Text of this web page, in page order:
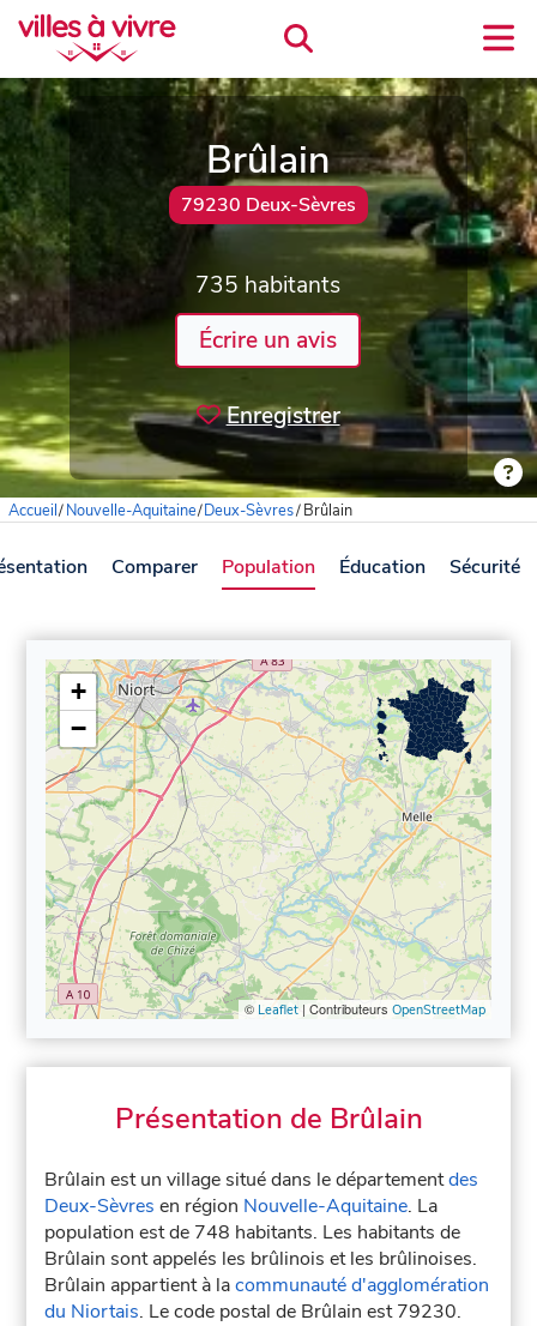
Brûlain
79230 Deux-Sèvres
735 habitants
Écrire un avis
Enregistrer
Accueil/Nouvelle-Aquitaine/Deux-Sèvres/Brûlain
Comparer Population Éducation Sécurité
+
−
© Leaflet| Contributeurs OpenStreetMap
Présentation de Brûlain
Brûlain est un village situé dans le départementdes
Deux-Sèvres en région Nouvelle-Aquitaine. La
population est de 748 habitants. Les habitants de
Brûlain sont appelés les brûlinois et les brûlinoises.
Brûlain appartient à lacommunauté d'agglomération
du Niortais. Le code postal de Brûlain est 79230.